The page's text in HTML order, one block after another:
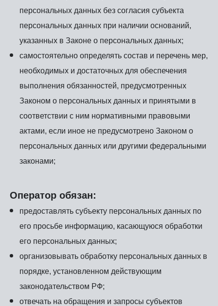
персональных данных без согласия субъекта
персональных данных при наличии оснований,
указанных в Законе о персональных данных;
самостоятельно определять состав и перечень мер,
необходимых и достаточных для обеспечения
выполнения обязанностей, предусмотренных
Законом о персональных данных и принятыми в
соответствии с ним нормативными правовыми
актами, если иное не предусмотрено Законом о
персональных данных или другими федеральными
законами;
Оператор обязан:
предоставлять субъекту персональных данных по
его просьбе информацию, касающуюся обработки
его персональных данных;
организовывать обработку персональных данных в
порядке, установленном действующим
законодательством РФ;
отвечать на обращения и запросы субъектов